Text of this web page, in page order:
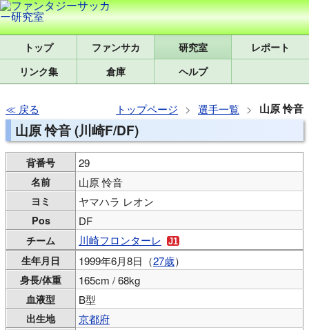
トップ 研究室
レポート
リンク集
倉庫 ヘルプ
戻る トップページ 選手一覧 山原 怜音
山原 怜音 (川崎F/DF)
背番号 29
名前 山原 怜音
ヨミ ヤマハラ レオン
Pos DF
チーム 川崎フロンターレ
生年月日 1999年6月8日（27歳）
身長/体重 165cm / 68kg
血液型 B型
出生地 京都府